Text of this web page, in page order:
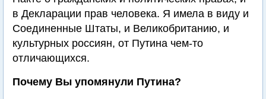
в Декларации прав человека. Я имела в виду и
Соединенные Штаты, и Великобританию, и
культурных россиян, от Путина чем-то
отличающихся.
Почему Вы упомянули Путина?